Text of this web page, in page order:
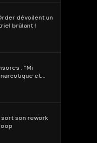
dévoilent un
brûlant !
: “Mi
narcotique et
son rework